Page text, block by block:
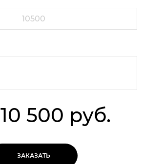
10 500 руб.
ЗАКАЗАТЬ